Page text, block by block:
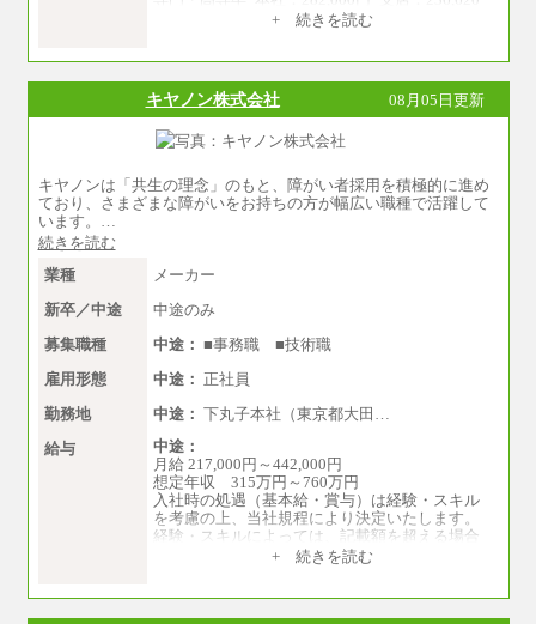
※給与は実務経験・職種・配属部署によって異
月給（本社）：213,030円＋諸手当
月給（支店）：164,920円～189,700円＋諸手当
※上記はフルタイム勤務で残業ゼロの場合の標
※上記のほか、ボーナス支給あり
年収（本社）：330万～380万（フルタイムで標
準的なボーナス込みの金額です。上限金額は全
準的なボーナス込みの金額です。上限金額は全
社平均20時間の残業込み）
※年1回評価に応じて昇給有り。(上限あり)
※雇用形態についての補足：事務系職務限定の
正社員となります
+ 続きを読む
キヤノン株式会社 08月05日更新
キヤノンは「共生の理念」のもと、障がい者採用を積極的に進め
ており、さまざまな障がいをお持ちの方が幅広い職種で活躍して
います。…
続きを読む
業種
メーカー
新卒／中途
中途のみ
募集職種
中途： ■事務職 ■技術職
雇用形態
中途： 正社員
勤務地
中途： 下丸子本社（東京都大田…
給与
中途：
月給 217,000円～442,000円
想定年収 315万円～760万円
入社時の処遇（基本給・賞与）は経験・スキル
を考慮の上、当社規程により決定いたします。
経験・スキルによっては、記載額を超える場合
+ 続きを読む